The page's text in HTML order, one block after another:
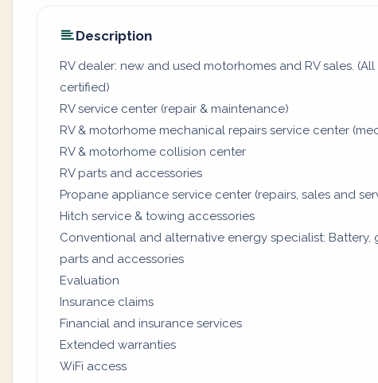
Description
RV dealer: new and used motorhomes and RV sales.
certified)
RV service center (repair & maintenance)
RV & motorhome mechanical repairs service center
RV & motorhome collision center
RV parts and accessories
Propane appliance service center (repairs, sales and
Hitch service & towing accessories
Conventional and alternative energy specialist:
parts and accessories
Evaluation
Insurance claims
Financial and insurance services
Extended warranties
WiFi access